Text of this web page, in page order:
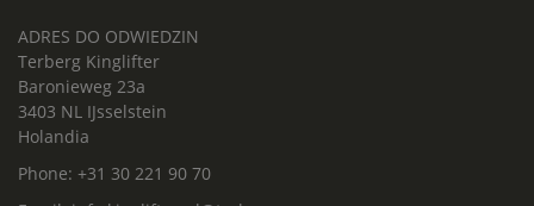
ADRES DO ODWIEDZIN
Terberg Kinglifter
Baronieweg 23a
3403 NL IJsselstein
Holandia
Phone: +31 30 221 90 70